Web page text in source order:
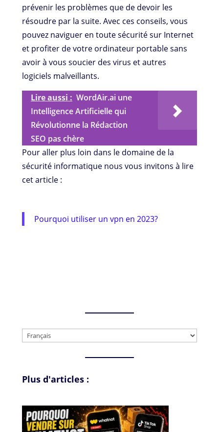
prévenir les problèmes que de devoir les
résoudre par la suite. Avec ces conseils, vous
pouvez naviguer en toute sécurité sur Internet
et profiter de votre ordinateur portable sans
avoir à vous soucier des virus et autres
logiciels malveillants.
Lire aussi : WordAir.ai une
Intelligence Artificielle qui
Révolutionne la Rédaction
SEO pas chère
Pour aller plus loin dans le domaine de la
sécurité informatique nous vous invitons à lire
cet article :
Pourquoi utiliser un vpn en 2023?
Choisir
Plus d'articles :